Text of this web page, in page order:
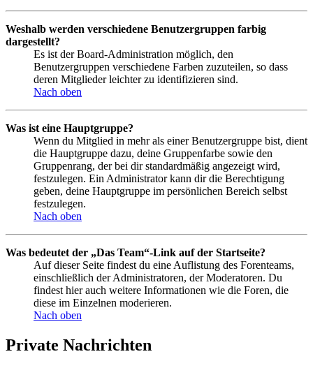
Weshalb werden verschiedene Benutzergruppen farbig
dargestellt?
Es ist der Board-Administration möglich, den
Benutzergruppen verschiedene Farben zuzuteilen, so dass
deren Mitglieder leichter zu identifizieren sind.
Nach oben
Was ist eine Hauptgruppe?
Wenn du Mitglied in mehr als einer Benutzergruppe bist, dient
die Hauptgruppe dazu, deine Gruppenfarbe sowie den
Gruppenrang, der bei dir standardmäßig angezeigt wird,
festzulegen. Ein Administrator kann dir die Berechtigung
geben, deine Hauptgruppe im persönlichen Bereich selbst
festzulegen.
Nach oben
Was bedeutet der „Das Team“-Link auf der Startseite?
Auf dieser Seite findest du eine Auflistung des Forenteams,
einschließlich der Administratoren, der Moderatoren. Du
findest hier auch weitere Informationen wie die Foren, die
diese im Einzelnen moderieren.
Nach oben
Private Nachrichten